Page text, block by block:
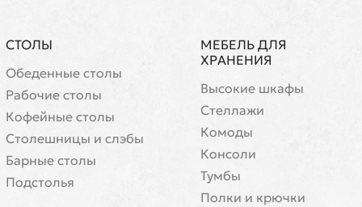
СТОЛЫ
Обеденные столы
Рабочие столы
Кофейные столы
Cтолешницы и слэбы
Барные столы
Подстолья
МЕБЕЛЬ ДЛЯ
ХРАНЕНИЯ
Высокие шкафы
Стеллажи
Комоды
Консоли
Тумбы
Полки и крючки